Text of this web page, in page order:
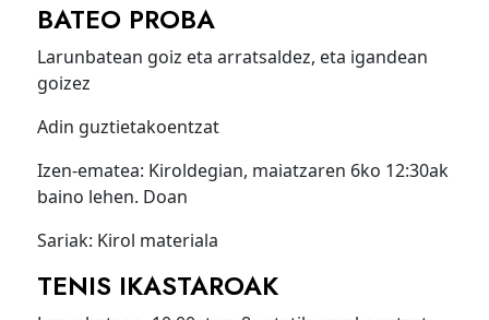
BATEO PROBA
Larunbatean goiz eta arratsaldez, eta igandean
goizez
Adin guztietakoentzat
Izen-ematea: Kiroldegian, maiatzaren 6ko 12:30ak
baino lehen. Doan
Sariak: Kirol materiala
TENIS IKASTAROAK